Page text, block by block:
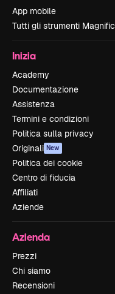
App mobile
Tutti gli strumenti Magnific
Inizia
Academy
Documentazione
Assistenza
Termini e condizioni
Politica sulla privacy
Originali New
Politica dei cookie
Centro di fiducia
Affiliati
Aziende
Azienda
Prezzi
Chi siamo
Recensioni